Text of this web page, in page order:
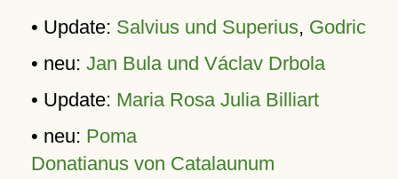
• Update: Salvius und Superius, Godric
• neu: Jan Bula und Václav Drbola
• Update: Maria Rosa Julia Billiart
• neu: Poma
Donatianus von Catalaunum